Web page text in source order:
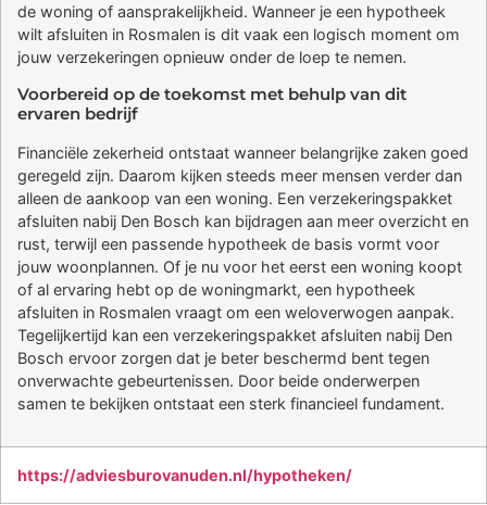
de woning of aansprakelijkheid. Wanneer je een hypotheek
wilt afsluiten in Rosmalen is dit vaak een logisch moment om
jouw verzekeringen opnieuw onder de loep te nemen.
Voorbereid op de toekomst met behulp van dit
ervaren bedrijf
Financiële zekerheid ontstaat wanneer belangrijke zaken goed
geregeld zijn. Daarom kijken steeds meer mensen verder dan
alleen de aankoop van een woning. Een verzekeringspakket
afsluiten nabij Den Bosch kan bijdragen aan meer overzicht en
rust, terwijl een passende hypotheek de basis vormt voor
jouw woonplannen. Of je nu voor het eerst een woning koopt
of al ervaring hebt op de woningmarkt, een hypotheek
afsluiten in Rosmalen vraagt om een weloverwogen aanpak.
Tegelijkertijd kan een verzekeringspakket afsluiten nabij Den
Bosch ervoor zorgen dat je beter beschermd bent tegen
onverwachte gebeurtenissen. Door beide onderwerpen
samen te bekijken ontstaat een sterk financieel fundament.
https://adviesburovanuden.nl/hypotheken/